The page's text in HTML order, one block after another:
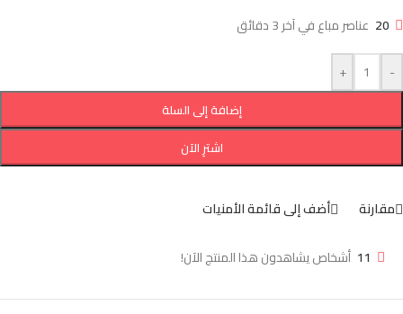
20 عناصر مباع في آخر 3 دقائق
-
+
إضافة إلى السلة
اشترِ الآن
مقارنة أضف إلى قائمة الأمنيات
11 أشخاص يشاهدون هذا المنتج الآن!